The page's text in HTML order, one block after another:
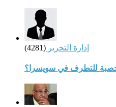
إدارة التحرير (4281)
خصبة للتطرف في سويسرا؟